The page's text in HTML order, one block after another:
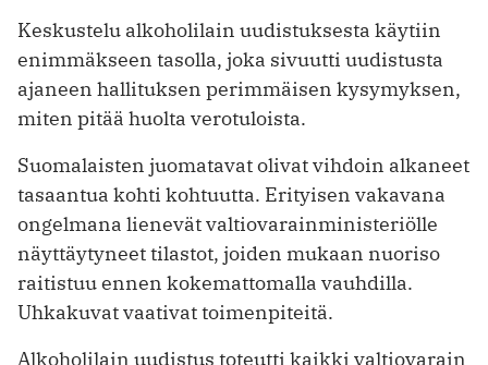
Keskustelu alkoholilain uudistuksesta käytiin
enimmäkseen tasolla, joka sivuutti uudistusta
ajaneen hallituksen perimmäisen kysymyksen,
miten pitää huolta verotuloista.
Suomalaisten juomatavat olivat vihdoin alkaneet
tasaantua kohti kohtuutta. Erityisen vakavana
ongelmana lienevät valtiovarainministeriölle
näyttäytyneet tilastot, joiden mukaan nuoriso
raitistuu ennen kokemattomalla vauhdilla.
Uhkakuvat vaativat toimenpiteitä.
Alkoholilain uudistus toteutti kaikki valtiovarain